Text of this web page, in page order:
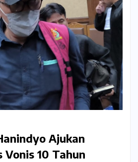
Ajukan
10 Tahun